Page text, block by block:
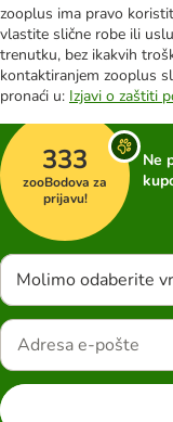
zooplus ima pravo
vlastite slične robe ili
trenutku, bez ikakvih
kontaktiranjem zooplus
pronaći u: Izjavi o zaštiti
333
zooBodova za
prijavu!
Ne
Molimo odaberite